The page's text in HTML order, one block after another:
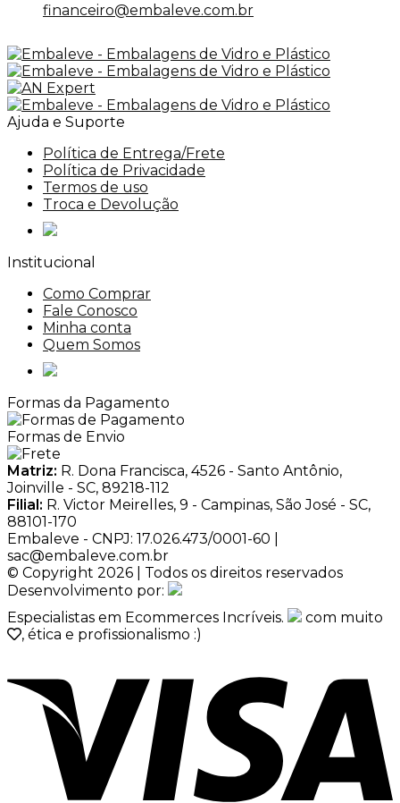
financeiro@embaleve.com.br
Ajuda e Suporte
Política de Entrega/Frete
Política de Privacidade
Termos de uso
Troca e Devolução
Institucional
Como Comprar
Fale Conosco
Minha conta
Quem Somos
Formas da Pagamento
Formas de Envio
Matriz: R. Dona Francisca, 4526 - Santo Antônio,
Joinville - SC, 89218-112
Filial: R. Victor Meirelles, 9 - Campinas, São José - SC,
88101-170
Embaleve - CNPJ: 17.026.473/0001-60 |
sac@embaleve.com.br
© Copyright 2026 | Todos os direitos reservados
Desenvolvimento por:
Especialistas em Ecommerces Incríveis.
com muito
, ética e profissionalismo :)